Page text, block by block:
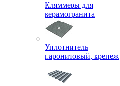
Кляммеры для
керамогранита
Уплотнитель
паронитовый, крепеж